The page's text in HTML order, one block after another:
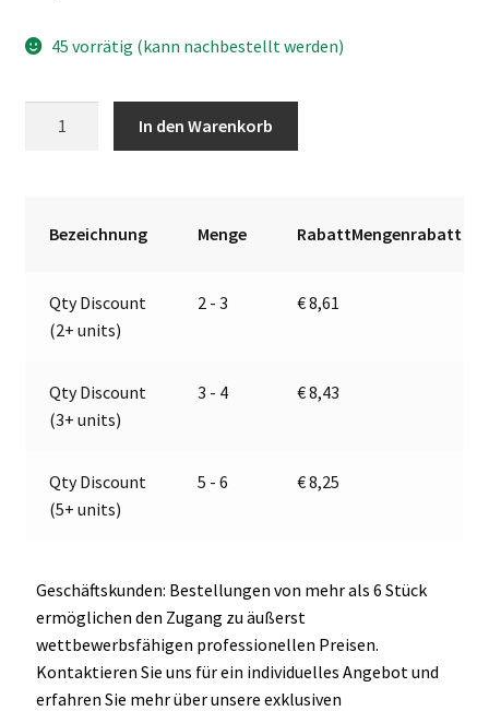
45 vorrätig (kann nachbestellt werden)
02994
Menge
In den Warenkorb
r
t
e
Bezeichnung Menge RabattMengenrabatt
Qty Discount
(2+ units)
2 - 3 €8,61
Qty Discount
(3+ units)
3 - 4 €8,43
Qty Discount
(5+ units)
5 - 6 €8,25
Geschäftskunden: Bestellungen von mehr als 6 Stück
ermöglichen den Zugang zu äußerst
wettbewerbsfähigen professionellen Preisen.
Kontaktieren Sie uns für ein individuelles Angebot und
erfahren Sie mehr über unsere exklusiven